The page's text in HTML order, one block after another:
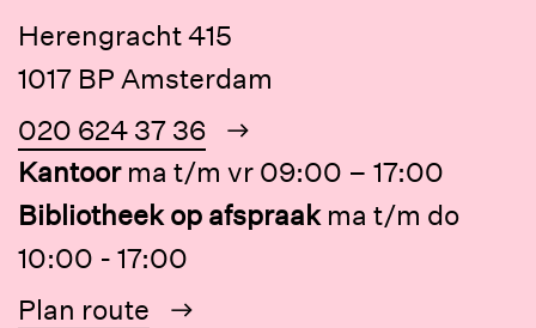
Herengracht 415
1017 BP Amsterdam
020 624 37 36
Kantoor ma t/m vr 09:00 – 17:00
Bibliotheek op afspraak ma t/m do
10:00 - 17:00
Plan route